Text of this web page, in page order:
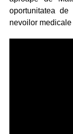
oportunitatea
nevoilor